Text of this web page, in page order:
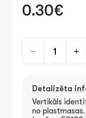
0.30€
Detalizēta
Vertikāls
no